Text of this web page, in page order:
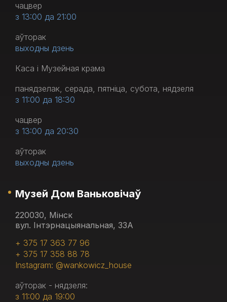
чацвер
з 13:00 да 21:00
аўторак
выходны дзень
Каса і Музейная крама
панядзелак, серада, пятніца, субота, нядзеля
з 11:00 да 18:30
чацвер
з 13:00 да 20:30
аўторак
выходны дзень
Музей Дом Ваньковічаў
220030, Мінск
вул. Інтэрнацыянальная, 33А
+ 375 17 363 77 96
+ 375 17 358 88 78
Instagram: @wankowicz_house
аўторак - нядзеля:
з 11:00 да 19:00